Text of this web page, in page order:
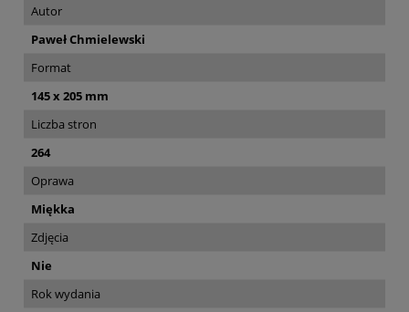
Autor
Paweł Chmielewski
Format
145 x 205 mm
Liczba stron
264
Oprawa
Miękka
Zdjęcia
Nie
Rok wydania